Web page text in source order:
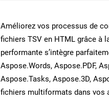
Améliorez vos processus de
fichiers TSV en HTML grâce à
performante s’intègre
Aspose.Words, Aspose.PDF,
Aspose.Tasks, Aspose.3D,
fichiers multiformats dans vos